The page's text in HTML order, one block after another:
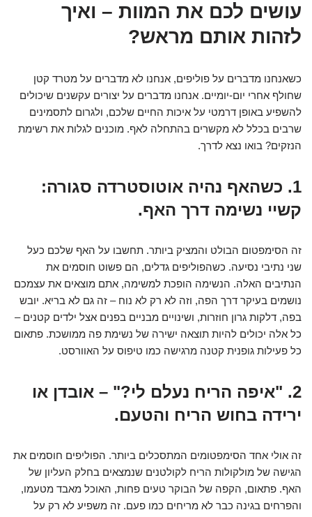
עושים לכם את המוות – ואיך
לזהות אותם מראש?
כשאנחנו מדברים על פוליפים, אנחנו לא מדברים על מטרד קטן
שחולף אחרי יום-יומיים. אנחנו מדברים על יצורים עקשנים שיכולים
להשפיע באופן דרמטי על איכות החיים שלכם, ולגרום לתסמינים
שרבים בכלל לא מקשרים בהתחלה לאף. מוכנים לגלות את רשימת
הנזקים? בואו נצא לדרך.
1. כשהאף נהיה אוטוסטרדה סגורה:
קשיי נשימה דרך האף.
זה הסימפטום הבולט והמציק ביותר. תחשבו על האף שלכם כעל
שני נתיבי נסיעה. כשהפוליפים גדלים, הם פשוט חוסמים את
הנתיבים האלה. הנשימה הופכת למשימה, אתם מוצאים את עצמכם
נושמים בעיקר דרך הפה, וזה לא רק לא נוח – זה גם לא בריא. יובש
בפה, דלקות גרון חוזרות, ושינויים מבניים בפנים אצל ילדים קטנים –
כל אלה יכולים להיות תוצאה ישירה של נשימת פה ממושכת. פתאום
כל פעילות גופנית קטנה מרגישה כמו טיפוס על האוורסט.
2. "איפה הריח נעלם לי?" – אובדן או
ירידה בחוש הריח והטעם.
זה אולי אחד הסימפטומים המתסכלים ביותר. הפוליפים חוסמים את
הגישה של מולקולות הריח לקולטנים שנמצאים בחלק העליון של
האף. פתאום, הקפה של הבוקר טעים פחות, האוכל מאבד מטעמו,
והפרחים בגינה כבר לא מריחים כמו פעם. זה משפיע לא רק על